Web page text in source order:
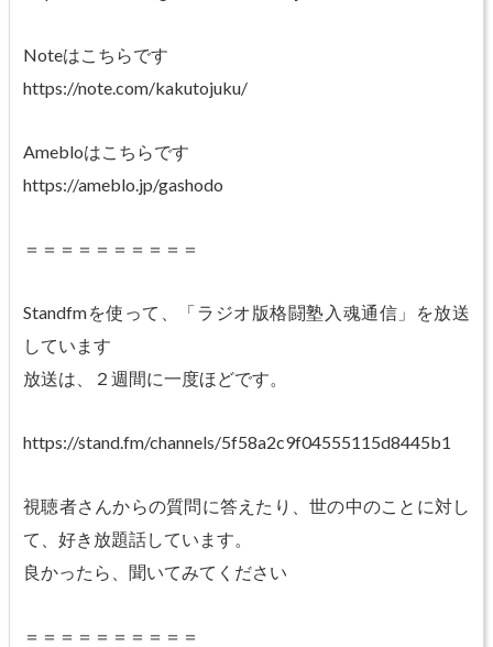
Noteはこちらです
https://note.com/kakutojuku/
Amebloはこちらです
https://ameblo.jp/gashodo
＝＝＝＝＝＝＝＝＝＝
Standfmを使って、「ラジオ版格闘塾入魂通信」を放送
しています
放送は、２週間に一度ほどです。
https://stand.fm/channels/5f58a2c9f04555115d8445b1
視聴者さんからの質問に答えたり、世の中のことに対し
て、好き放題話しています。
良かったら、聞いてみてください
＝＝＝＝＝＝＝＝＝＝